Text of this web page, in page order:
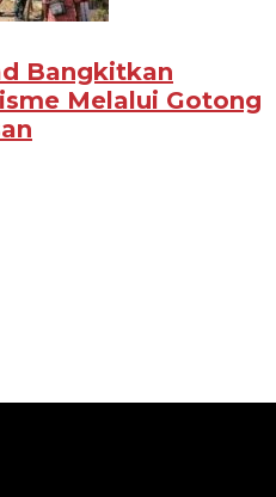
Bangkitkan
Melalui Gotong